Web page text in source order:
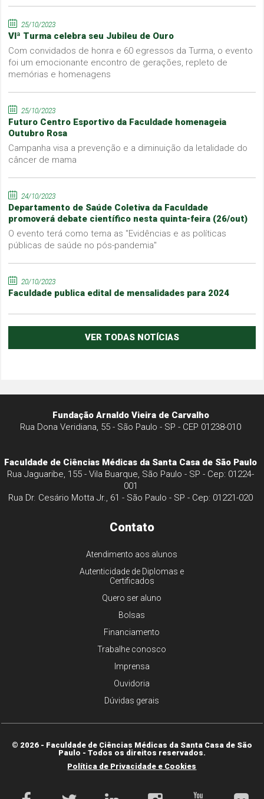
25/10/2023
VIª Turma celebra seu Jubileu de Ouro
Com convidados de honra e 60 egressos da Turma, o evento
foi um emocionante encontro de gerações, repleto de
memórias e homenagens
25/10/2023
Futuro Centro Esportivo da Faculdade homenageia
Outubro Rosa
Campanha visa a prevenção e a diminuição da letalidade do
câncer de mama
24/10/2023
Departamento de Saúde Coletiva da Faculdade
promoverá debate científico nesta quinta-feira (26/out)
O evento terá como tema as "Evidências e as políticas
públicas de saúde no pós-pandemia"
20/10/2023
Faculdade publica edital de mensalidades para 2024
VER TODAS NOTÍCIAS
Fundação Arnaldo Vieira de Carvalho
Rua Dona Veridiana, 55 - São Paulo - SP - CEP 01238-010
Faculdade de Ciências Médicas da Santa Casa de São Paulo
Rua Jaguaribe, 155 - Vila Buarque, São Paulo - SP - Cep: 01224-
001
Rua Dr. Cesário Motta Jr., 61 - São Paulo - SP - Cep: 01221-020
Contato
Atendimento aos alunos
Autenticidade de Diplomas e
Certificados
Quero ser aluno
Bolsas
Financiamento
Trabalhe conosco
Imprensa
Ouvidoria
Dúvidas gerais
© 2026 - Faculdade de Ciências Médicas da Santa Casa de São
Paulo - Todos os direitos reservados.
Política de Privacidade e Cookies